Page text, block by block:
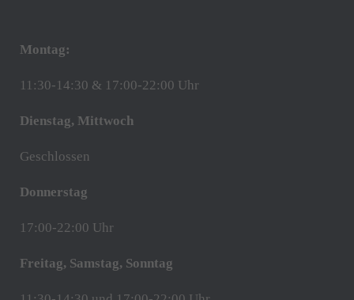
Montag:
11:30-14:30 & 17:00-22:00 Uhr
Dienstag, Mittwoch
Geschlossen
Donnerstag
17:00-22:00 Uhr
Freitag, Samstag, Sonntag